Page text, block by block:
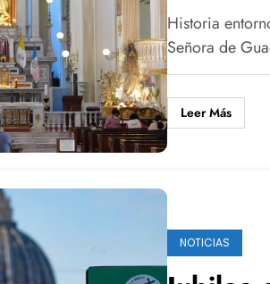
Historia
Señora de
Leer Más
NOTICIAS